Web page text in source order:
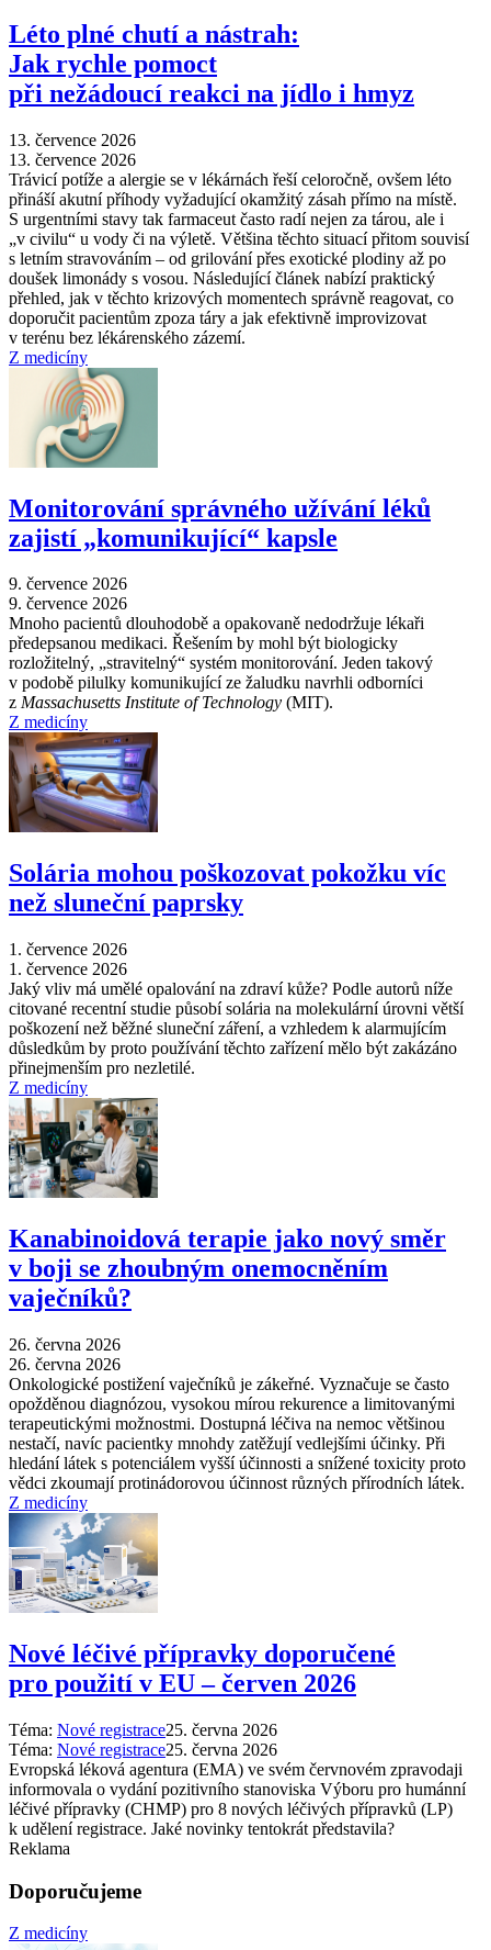
Léto plné chutí a nástrah:
Jak rychle pomoct
při nežádoucí reakci na jídlo i hmyz
13. července 2026
13. července 2026
Trávicí potíže a alergie se v lékárnách řeší celoročně, ovšem léto
přináší akutní příhody vyžadující okamžitý zásah přímo na místě.
S urgentními stavy tak farmaceut často radí nejen za tárou, ale i
„v civilu“ u vody či na výletě. Většina těchto situací přitom souvisí
s letním stravováním –⁠ od grilování přes exotické plodiny až po
doušek limonády s vosou. Následující článek nabízí praktický
přehled, jak v těchto krizových momentech správně reagovat, co
doporučit pacientům zpoza táry a jak efektivně improvizovat
v terénu bez lékárenského zázemí.
Z medicíny
Monitorování správného užívání léků
zajistí „komunikující“ kapsle
9. července 2026
9. července 2026
Mnoho pacientů dlouhodobě a opakovaně nedodržuje lékaři
předepsanou medikaci. Řešením by mohl být biologicky
rozložitelný, „stravitelný“ systém monitorování. Jeden takový
v podobě pilulky komunikující ze žaludku navrhli odborníci
z Massachusetts Institute of Technology (MIT).
Z medicíny
Solária mohou poškozovat pokožku víc
než sluneční paprsky
1. července 2026
1. července 2026
Jaký vliv má umělé opalování na zdraví kůže? Podle autorů níže
citované recentní studie působí solária na molekulární úrovni větší
poškození než běžné sluneční záření, a vzhledem k alarmujícím
důsledkům by proto používání těchto zařízení mělo být zakázáno
přinejmenším pro nezletilé.
Z medicíny
Kanabinoidová terapie jako nový směr
v boji se zhoubným onemocněním
vaječníků?
26. června 2026
26. června 2026
Onkologické postižení vaječníků je zákeřné. Vyznačuje se často
opožděnou diagnózou, vysokou mírou rekurence a limitovanými
terapeutickými možnostmi. Dostupná léčiva na nemoc většinou
nestačí, navíc pacientky mnohdy zatěžují vedlejšími účinky. Při
hledání látek s potenciálem vyšší účinnosti a snížené toxicity proto
vědci zkoumají protinádorovou účinnost různých přírodních látek.
Z medicíny
Nové léčivé přípravky doporučené
pro použití v EU –⁠ červen 2026
Téma: Nové registrace25. června 2026
Téma: Nové registrace25. června 2026
Evropská léková agentura (EMA) ve svém červnovém zpravodaji
informovala o vydání pozitivního stanoviska Výboru pro humánní
léčivé přípravky (CHMP) pro 8 nových léčivých přípravků (LP)
k udělení registrace. Jaké novinky tentokrát představila?
Reklama
Doporučujeme
Z medicíny